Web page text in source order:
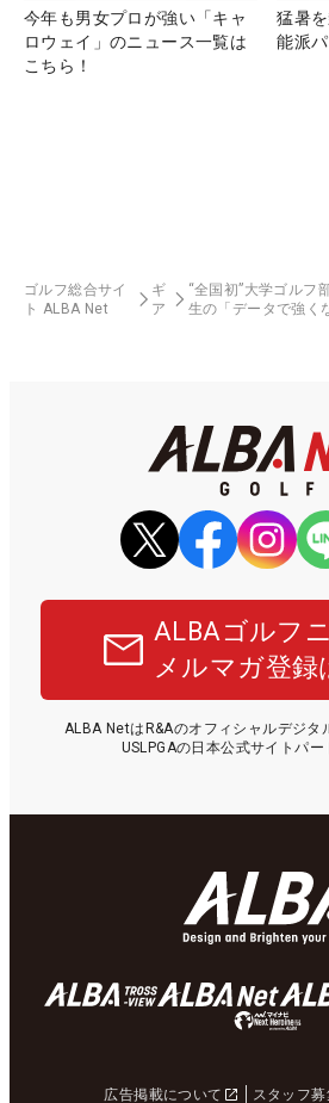
今年も男女プロが強い「キャ
ロウェイ」のニュース一覧は
こちら！
猛暑
能派
ゴルフ総合サイ
ト ALBA Net
ギ
ア
“全国初”大学ゴル
生の「データで強く
ALBAゴルフ
メルマガ登録
ALBA NetはR&Aのオフィシャルデジタ
USLPGAの日本公式サイトパー
広告掲載について スタッフ募